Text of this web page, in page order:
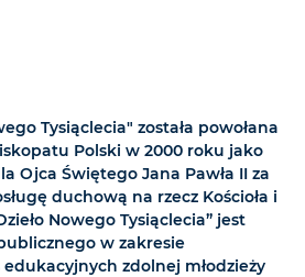
Tysiąclecia" została powołana
Polski w 2000 roku jako
Ojca Świętego Jana Pawła II za
duchową na rzecz Kościoła i
Nowego Tysiąclecia” jest
w zakresie
zdolnej młodzieży